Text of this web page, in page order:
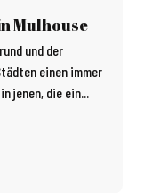
Mulhouse
und der
einen immer
jenen, die ein...